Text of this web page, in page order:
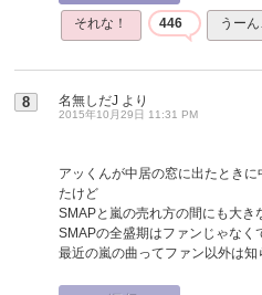
それな！ 446 うー
8 名無しだJ より
2015年10月29日 11:31 PM
アッくんが中居の窓に出たとき
たけど
SMAPと嵐の売れ方の間にも大き
SMAPの全盛期はファンじゃな
最近の嵐の曲ってファン以外は知